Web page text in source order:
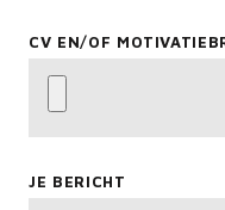
CV EN/OF
JE BERICHT